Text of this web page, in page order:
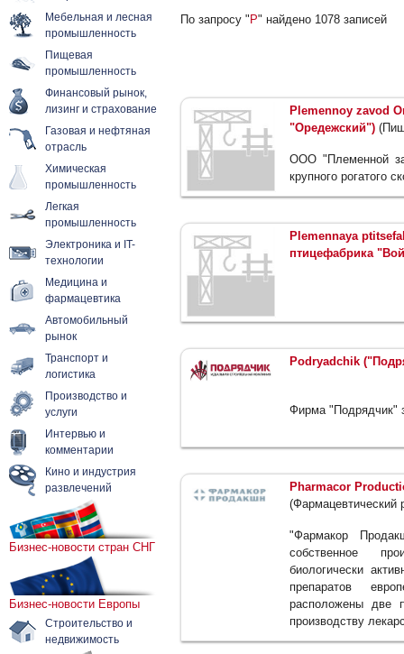
Мебельная и лесная
промышленность
Пищевая
промышленность
Финансовый рынок,
лизинг и страхование
Газовая и нефтяная
отрасль
Химическая
промышленность
Легкая
промышленность
Электроника и IT-
технологии
Медицина и
фармацевтика
Автомобильный
рынок
Транспорт и
логистика
Производство и
услуги
Интервью и
комментарии
Кино и индустрия
развлечений
Бизнес-новости стран СНГ
Бизнес-новости Европы
Строительство и
недвижимость
По запросу " P" найдено 1078 записей
Plemennoy zavod
"Оредежский")
ООО "Племенной
крупного рогатого
Plemennaya
птицефабрика
Podryadchik
Фирма "Подрядчик"
Pharmacor
(Фармацевтический
"Фармакор
собственное
биологически
препаратов
расположены две
производству